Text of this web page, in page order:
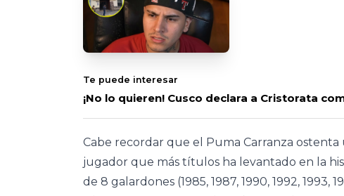
Te puede interesar
¡No lo quieren! Cusco declara a Cristorata
Cabe recordar que el Puma Carranza
jugador que más títulos ha levantado en la
de 8 galardones (1985, 1987, 1990, 1992,